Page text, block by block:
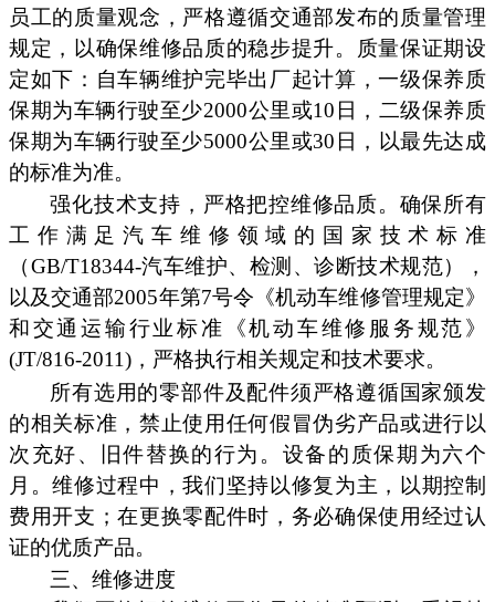
员工的质量观念，严格遵循交通部发布的质量管理
规定，以确保维修品质的稳步提升。质量保证期设
定如下：自车辆维护完毕出厂起计算，一级保养质
保期为车辆行驶至少2000公里或10日，二级保养质
保期为车辆行驶至少5000公里或30日，以最先达成
的标准为准。
强化技术支持，严格把控维修品质。确保所有
工作满足汽车维修领域的国家技术标准
（GB/T18344-汽车维护、检测、诊断技术规范），
以及交通部2005年第7号令《机动车维修管理规定》
和交通运输行业标准《机动车维修服务规范》
(JT/816-2011)，严格执行相关规定和技术要求。
所有选用的零部件及配件须严格遵循国家颁发
的相关标准，禁止使用任何假冒伪劣产品或进行以
次充好、旧件替换的行为。设备的质保期为六个
月。维修过程中，我们坚持以修复为主，以期控制
费用开支；在更换零配件时，务必确保使用经过认
证的优质产品。
三、维修进度